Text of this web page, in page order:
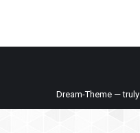
Dream-Theme — truly